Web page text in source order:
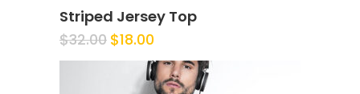
Striped Jersey Top
$32.00 $18.00